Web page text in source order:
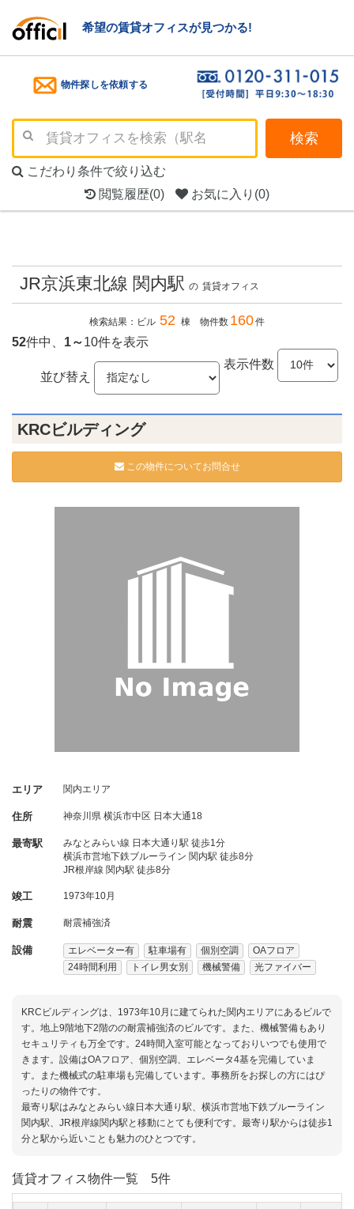
希望の賃貸オフィスが見つかる!
物件探しを依頼する
検索
こだわり条件で絞り込む
閲覧履歴(0) お気に入り (0)
JR京浜東北線 関内駅 の 賃貸オフィス
検索結果：ビル 52 棟 物件数 160件
52件中、 1～10件を表示
表示件数
並び替え
KRCビルディング
この物件についてお問合せ
エリア 関内エリア
住所 神奈川県 横浜市中区 日本大通18
最寄駅
みなとみらい線 日本大通り駅 徒歩1分
横浜市営地下鉄ブルーライン 関内駅 徒歩8分
JR根岸線 関内駅 徒歩8分
竣工 1973年10月
耐震 耐震補強済
設備 エレベーター有 駐車場有 個別空調
OAフロア
24時間利用
トイレ男女別 機械警備 光ファイバー
KRCビルディングは、1973年10月に建てられた関内エリアにあるビルで
す。地上9階地下2階のの耐震補強済のビルです。また、機械警備もあり
セキュリティも万全です。24時間入室可能となっておりいつでも使用で
きます。設備はOAフロア、個別空調、エレベータ4基を完備していま
す。また機械式の駐車場も完備しています。事務所をお探しの方にはぴ
ったりの物件です。
最寄り駅はみなとみらい線日本大通り駅、横浜市営地下鉄ブルーライン
関内駅、JR根岸線関内駅と移動にとても便利です。最寄り駅からは徒歩1
分と駅から近いことも魅力のひとつです。
賃貸オフィス物件一覧 5件